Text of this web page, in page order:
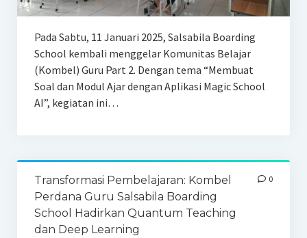
Pada Sabtu, 11 Januari 2025, Salsabila Boarding
School kembali menggelar Komunitas Belajar
(Kombel) Guru Part 2. Dengan tema “Membuat
Soal dan Modul Ajar dengan Aplikasi Magic School
AI”, kegiatan ini…
Transformasi Pembelajaran: Kombel
Perdana Guru Salsabila Boarding
School Hadirkan Quantum Teaching
dan Deep Learning
0